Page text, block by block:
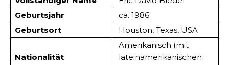
Geburtsjahr
ca. 1986
Geburtsort
Houston, Texas, USA
Nationalität
Amerikanisch (mit
lateinamerikanischen